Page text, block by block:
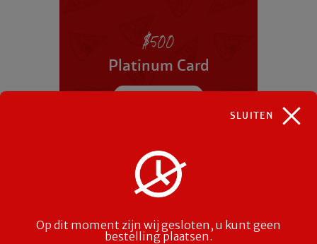
$500
Platinum Card
SLUITEN
Op dit moment zijn wij gesloten, u kunt geen
bestelling plaatsen.